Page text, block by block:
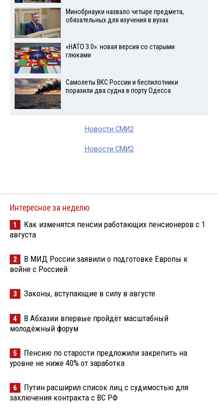
Минобрнауки назвало четыре предмета,
обязательных для изучения в вузах
«НАТО 3.0»: новая версия со старыми
глюками
Самолеты ВКС России и беспилотники
поразили два судна в порту Одесса
Новости СМИ2
Новости СМИ2
Интересное за неделю
1
Как изменятся пенсии работающих пенсионеров с 1
августа
2
В МИД России заявили о подготовке Европы к
войне с Россией
3 Законы, вступающие в силу в августе
4
В Абхазии впервые пройдёт масштабный
молодёжный форум
5
Пенсию по старости предложили закрепить на
уровне не ниже 40% от заработка
6
Путин расширил список лиц с судимостью для
заключения контракта с ВС РФ